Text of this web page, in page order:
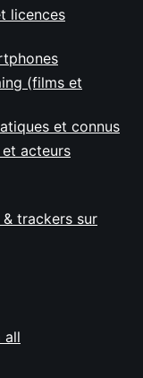
licences
(films et
et connus
acteurs
trackers sur
all